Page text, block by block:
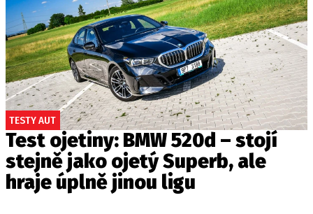
TESTY AUT
Test ojetiny: BMW 520d – stojí
stejně jako ojetý Superb, ale
hraje úplně jinou ligu